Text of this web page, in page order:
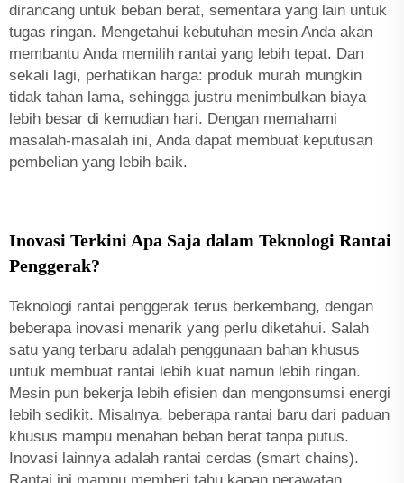
dirancang untuk beban berat, sementara yang lain untuk
tugas ringan. Mengetahui kebutuhan mesin Anda akan
membantu Anda memilih rantai yang lebih tepat. Dan
sekali lagi, perhatikan harga: produk murah mungkin
tidak tahan lama, sehingga justru menimbulkan biaya
lebih besar di kemudian hari. Dengan memahami
masalah-masalah ini, Anda dapat membuat keputusan
pembelian yang lebih baik.
Inovasi Terkini Apa Saja dalam Teknologi Rantai
Penggerak?
Teknologi rantai penggerak terus berkembang, dengan
beberapa inovasi menarik yang perlu diketahui. Salah
satu yang terbaru adalah penggunaan bahan khusus
untuk membuat rantai lebih kuat namun lebih ringan.
Mesin pun bekerja lebih efisien dan mengonsumsi energi
lebih sedikit. Misalnya, beberapa rantai baru dari paduan
khusus mampu menahan beban berat tanpa putus.
Inovasi lainnya adalah rantai cerdas (smart chains).